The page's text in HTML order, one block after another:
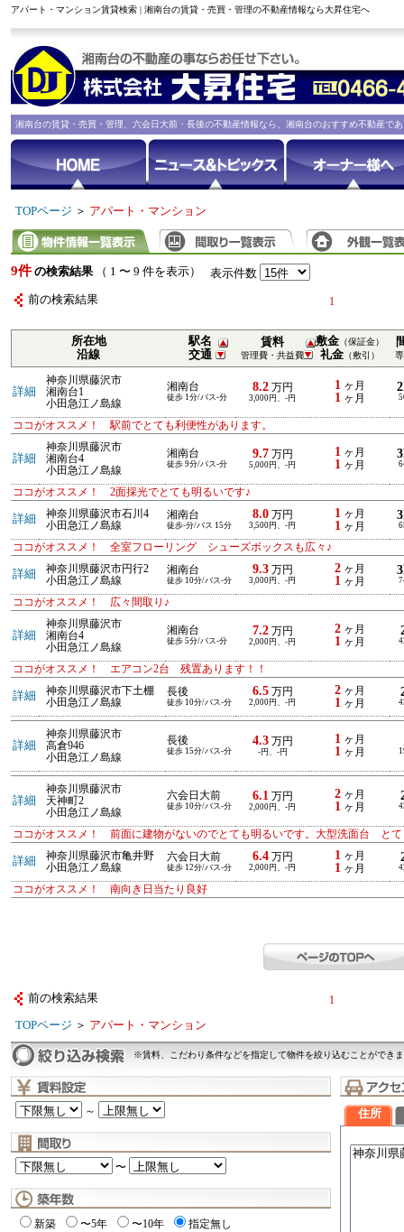
アパート・マンション賃貸検索 | 湘南台の賃貸・売買・管理の不動産情報なら大昇住宅へ
湘南台の賃貸・売買・管理、六会日大前・長後の不動産情報なら、湘南台のおすすめ不動産で
TOPページ ＞ アパート・マンション
9件 の検索結果 （ 1 〜 9 件を表示） 表示件数
前の検索結果 1
所在地
沿線
駅名
交通
賃料
管理費・共益費
敷金（保証金）
礼金（敷引）
詳細
神奈川県藤沢市
湘南台1
小田急江ノ島線
湘南台
徒歩 1分/バス-分
8.2万円
3,000円、-円
1 ヶ月
1 ヶ月
ココがオススメ！ 駅前でとても利便性があります。
詳細
神奈川県藤沢市
湘南台4
小田急江ノ島線
湘南台
徒歩 9分/バス-分
9.7万円
5,000円、-円
1 ヶ月
1 ヶ月
ココがオススメ！ 2面採光でとても明るいです♪
詳細
神奈川県藤沢市石川4
小田急江ノ島線
湘南台
徒歩-分/バス 15分
8.0万円
3,500円、-円
1 ヶ月
1 ヶ月
ココがオススメ！ 全室フローリング シューズボックスも広々♪
詳細
神奈川県藤沢市円行2
小田急江ノ島線
湘南台
徒歩 10分/バス-分
9.3万円
3,000円、-円
2ヶ月
1 ヶ月
ココがオススメ！ 広々間取り♪
詳細
神奈川県藤沢市
湘南台4
小田急江ノ島線
湘南台
徒歩 5分/バス-分
7.2万円
2,000円、-円
2ヶ月
1 ヶ月
ココがオススメ！ エアコン2台 残置あります！！
詳細
神奈川県藤沢市下土棚
小田急江ノ島線
長後
徒歩 10分/バス-分
6.5万円
2,000円、-円
2ヶ月
1 ヶ月
詳細
神奈川県藤沢市
高倉946
小田急江ノ島線
長後
徒歩 15分/バス-分
4.3万円
-円、-円
1 ヶ月
1 ヶ月
詳細
神奈川県藤沢市
天神町2
小田急江ノ島線
六会日大前
徒歩 10分/バス-分
6.1 万円
2,000円、-円
2ヶ月
1 ヶ月
ココがオススメ！ 前面に建物がないのでとても明るいです。大型洗面台 と
詳細
神奈川県藤沢市亀井野
小田急江ノ島線
六会日大前
徒歩 12分/バス-分
6.4万円
2,000円、-円
1 ヶ月
1 ヶ月
ココがオススメ！ 南向き日当たり良好
前の検索結果 1
TOPページ ＞ アパート・マンション
※賃料、こだわり条件などを指定して物件を絞り込むことができ
～
〜
新築 〜5年 〜10年 指定無し
住所